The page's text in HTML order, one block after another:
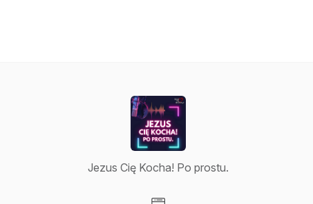
Jezus Cię Kocha! Po prostu.